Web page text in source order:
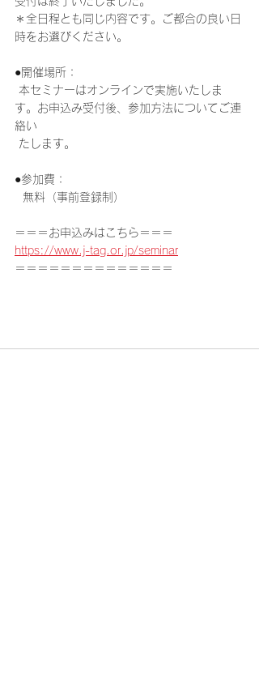
＊全日程とも同じ内容です。ご都合の良い日
時をお選びください。
●開催場所：
す。お申込み受付後、参加方法についてご連
絡い
たします。
●参加費：
  無料（事前登録制）
＝＝＝お申込みはこちら＝＝＝
https://www.j-tag.or.jp/seminar
＝＝＝＝＝＝＝＝＝＝＝＝＝＝